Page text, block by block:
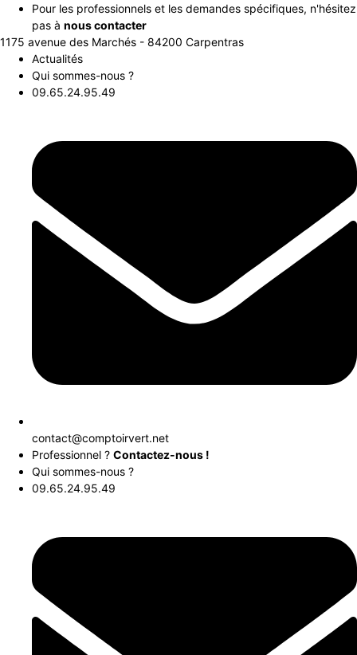
Aller
contenu
Pour les professionnels et les demandes spécifiques, n'hésitez
pas à nous contacter
1175 avenue des Marchés - 84200 Carpentras
Actualités
Qui sommes-nous ?
09.65.24.95.49
contact@comptoirvert.net
Professionnel ? Contactez-nous !
Qui sommes-nous ?
09.65.24.95.49